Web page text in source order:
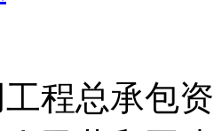
程总承包